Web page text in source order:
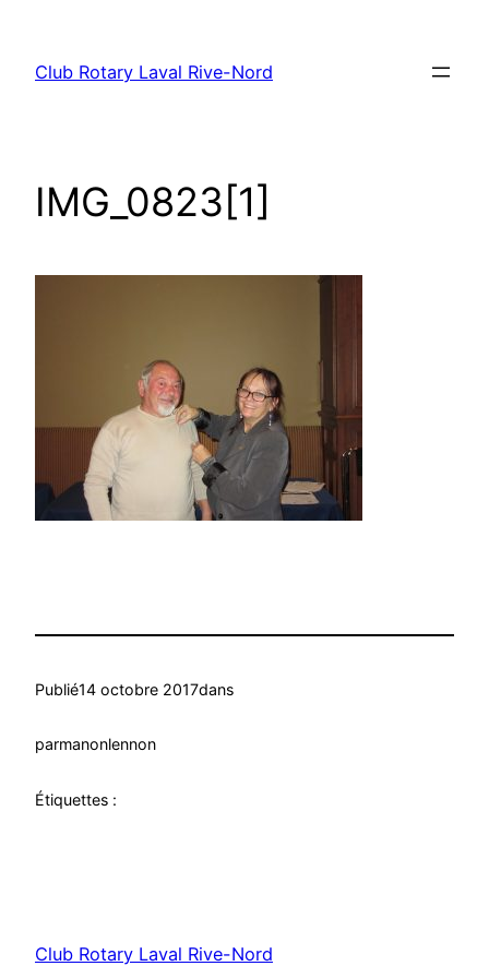
contenu
Club Rotary Laval Rive-Nord
IMG_0823[1]
Publié14 octobre 2017dans
parmanonlennon
Étiquettes :
Club Rotary Laval Rive-Nord